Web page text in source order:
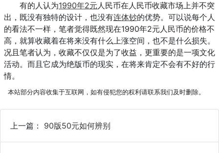
有的人认为1990年2元人民币在人民币收藏市场上并不突
出，既没有独特的设计，也没有连体钞的优势。可以说每个人
的看法不一样，笔者觉得既然现在1990年2元人民币的价格不
高，就算收藏着在将来没有什么上涨空间，也不是什么损失。
况且笔者认为，收藏不仅仅是为了收益，更重要的是一项文化
活动。而且它成为绝版币的现实，在将来肯定不会有不好的行
情。
本站部分内容收集于互联网，如有侵犯您的权利请联系我们及时删除。
上一篇： 90版50元如何辨别